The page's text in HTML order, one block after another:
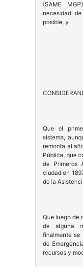
(SAME
necesidad
posible, y
Que el
sistema,
remonta al
Pública, que
de Primeros
ciudad en
de la
Que luego de
de alguna
finalmente se
de
recursos y